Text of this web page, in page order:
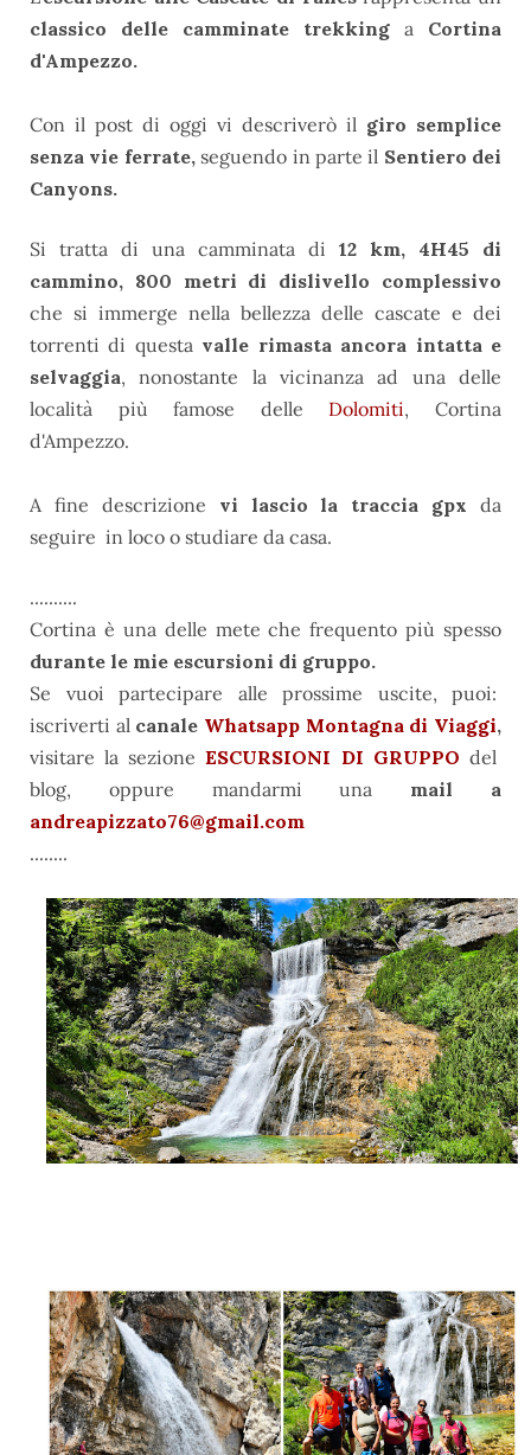
classico delle camminate trekking a Cortina
d'Ampezzo.
Con il post di oggi vi descriverò il giro semplice
senza vie ferrate, seguendo in parte il Sentiero dei
Canyons.
Si tratta di una camminata di 12 km, 4H45 di
cammino, 800 metri di dislivello complessivo
che si immerge nella bellezza delle cascate e dei
torrenti di questa valle rimasta ancora intatta e
selvaggia, nonostante la vicinanza ad una delle
località più famose delle Dolomiti, Cortina
d'Ampezzo.
A fine descrizione vi lascio la traccia gpx da
seguire in loco o studiare da casa.
..........
Cortina è una delle mete che frequento più spesso
durante le mie escursioni di gruppo.
Se vuoi partecipare alle prossime uscite, puoi:
iscriverti al canale Whatsapp Montagna di Viaggi,
visitare la sezione ESCURSIONI DI GRUPPO del
blog, oppure mandarmi una mail a
andreapizzato76@gmail.com
........